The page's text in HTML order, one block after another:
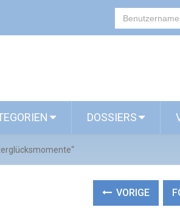
DOSSIERS
VORIGE